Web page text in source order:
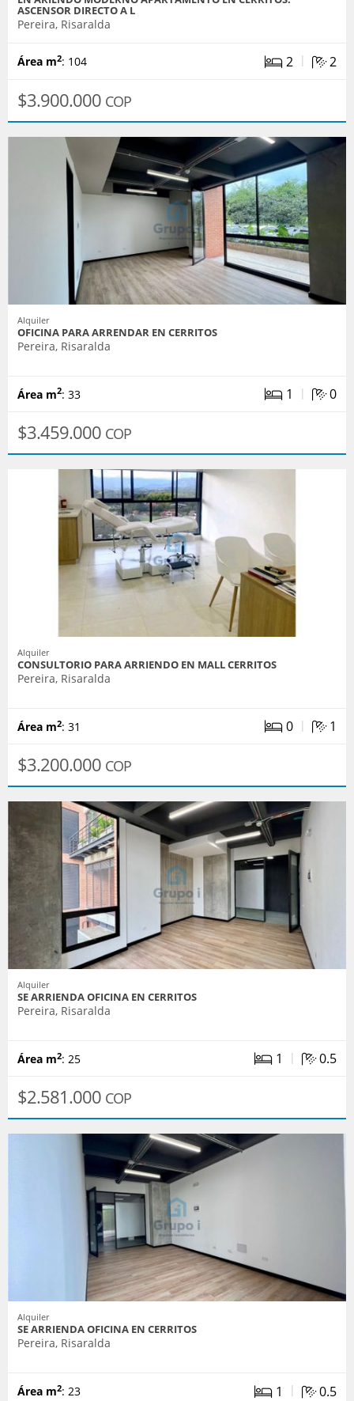
ASCENSOR DIRECTO A L
Pereira, Risaralda
Área m2: 104 2 | 2
$3.900.000 COP
Alquiler
OFICINA PARA ARRENDAR EN CERRITOS
Pereira, Risaralda
Área m2: 33 1 | 0
$3.459.000 COP
Alquiler
CONSULTORIO PARA ARRIENDO EN MALL CERRITOS
Pereira, Risaralda
Área m2: 31 0 | 1
$3.200.000 COP
Alquiler
SE ARRIENDA OFICINA EN CERRITOS
Pereira, Risaralda
Área m2: 25 1 | 0.5
$2.581.000 COP
Alquiler
SE ARRIENDA OFICINA EN CERRITOS
Pereira, Risaralda
Área m2: 23 1 | 0.5